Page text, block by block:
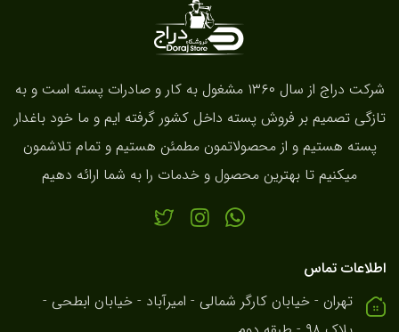
شرکت دراج از سال ۱۳۶۰ مشغول به کار و صادرات پسته است و به
تازگی تصمیم بر فروش پسته داخل کشور گرفته ایم و ما خود باغدار
پسته هستیم و از محصولاتمون مطمئن هستیم و تمام تلاشمون
میکنیم تا بهترین محصول و خدمات را به شما ارائه دهیم
اطلاعات تماس
تهران - خیابان کارگر شمالی - امیرآباد - خیابان ابطحی -